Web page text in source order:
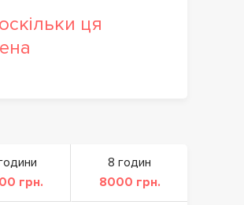
ця
грн.
8 годин
8000 грн.